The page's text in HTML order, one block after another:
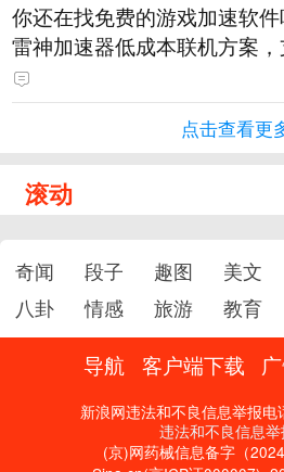
你还在找免费的游戏加速软件
雷神加速器低成本联机方案
免费试用
点击查看更
滚动
奇闻 段子 趣图 美文
八卦
情感 旅游 教育
导航 客户端下载
新浪网违法和不良信息举报
违法和不良信息
(京)网药械信息备字（